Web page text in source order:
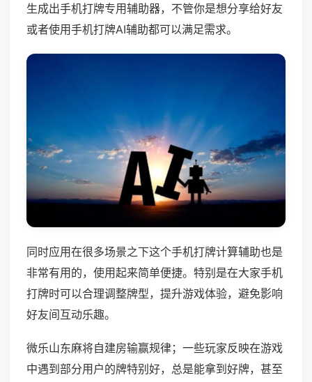
生成出手机打牌专用辅助器，不管你是想分享给好友
或者使用手机打牌AI辅助都可以满足需求。
同时应用在很多场景之下这个手机打牌计算辅助也是
非常有用的，使用起来简单便捷。特别是在大家手机
打牌时可以合理调整牌型，提升游戏体验，避免影响
好友间互动乐趣。
微乐山东麻将自建房输赢规律；一些玩家反映在游戏
中遇到部分用户的牌特别好，总是能拿到好牌，甚至